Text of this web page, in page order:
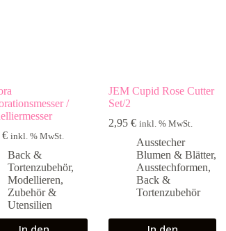
/
€ inkl. % MwSt.
Back &
Tortenzubehör,
Modellieren,
Zubehör &
Utensilien
JEM Cupid Rose Cutter
Set/2
2,95 € inkl. % MwSt.
Ausstecher
Blumen & Blätter,
Ausstechformen,
Back &
Tortenzubehör